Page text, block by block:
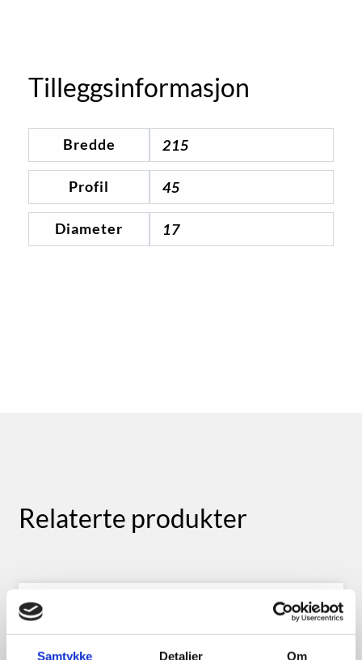
Samtykke Detaljer Om
Tilleggsinformasjon
Bredde 215
Profil 45
Diameter 17
Relaterte produkter